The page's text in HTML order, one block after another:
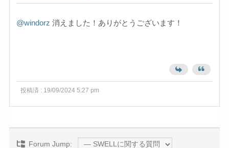
@windorz 消えました！ありがとうございます！
投稿済 : 19/09/2024 5:27 pm
Forum Jump: